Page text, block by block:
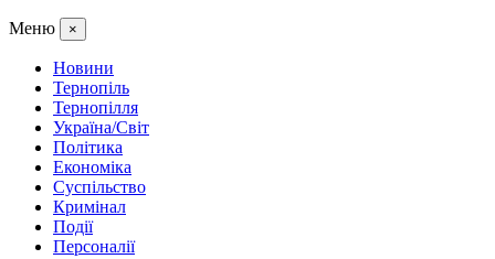
Меню ×
Новини
Тернопіль
Тернопілля
Україна/Світ
Політика
Економіка
Суспільство
Кримінал
Події
Персоналії